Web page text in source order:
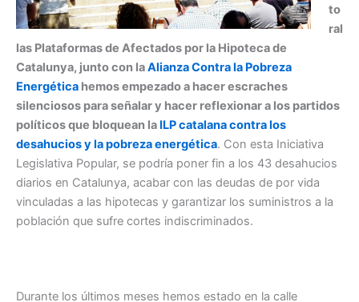
to
ral
las Plataformas de Afectados por la Hipoteca de
Catalunya, junto con laAlianza Contra la Pobreza
Energética hemos empezado a hacer escraches
silenciosos para señalar y hacer reflexionar a los partidos
políticos que bloquean la ILP catalana contra los
desahucios y la pobreza energética. Con esta Iniciativa
Legislativa Popular, se podría poner fin a los 43 desahucios
diarios en Catalunya, acabar con las deudas de por vida
vinculadas a las hipotecas y garantizar los suministros a la
población que sufre cortes indiscriminados.
Durante los últimos meses hemos estado en la calle